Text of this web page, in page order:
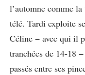
l’automne comme
télé. Tardi exploite
Céline − avec qui il
tranchées de 14-18
passés entre ses